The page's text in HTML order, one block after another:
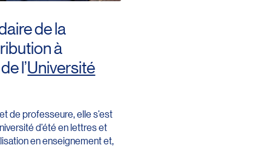
de la
à
l’Université
de professeure, elle s’est
d’été en lettres et
en enseignement et,